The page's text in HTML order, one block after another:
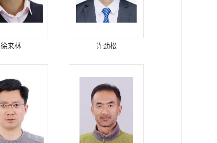
徐来林 许劲松